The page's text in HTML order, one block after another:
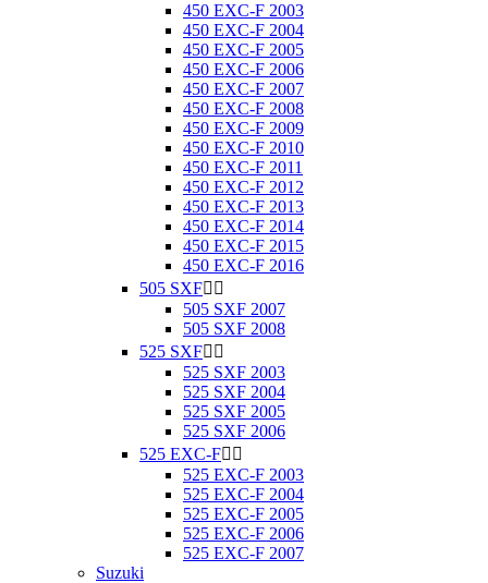
450 EXC-F 2003
450 EXC-F 2004
450 EXC-F 2005
450 EXC-F 2006
450 EXC-F 2007
450 EXC-F 2008
450 EXC-F 2009
450 EXC-F 2010
450 EXC-F 2011
450 EXC-F 2012
450 EXC-F 2013
450 EXC-F 2014
450 EXC-F 2015
450 EXC-F 2016
505 SXF 
505 SXF 2007
505 SXF 2008
525 SXF 
525 SXF 2003
525 SXF 2004
525 SXF 2005
525 SXF 2006
525 EXC-F 
525 EXC-F 2003
525 EXC-F 2004
525 EXC-F 2005
525 EXC-F 2006
525 EXC-F 2007
Suzuki